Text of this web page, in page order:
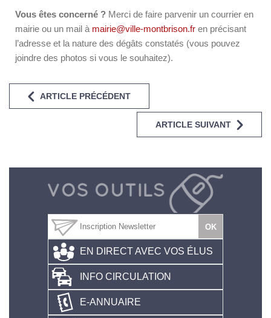
Vous êtes concerné ? Merci de faire parvenir un courrier en
mairie ou un mail à mairie@ville-montbrison.fr en précisant
l’adresse et la nature des dégâts constatés (vous pouvez
joindre des photos si vous le souhaitez).
ARTICLE PRÉCÉDENT
ARTICLE SUIVANT
EN DIRECT AVEC VOS ÉLUS
INFO CIRCULATION
E-ANNUAIRE